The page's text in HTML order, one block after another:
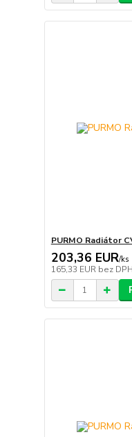
PURMO Radiátor
203,36 EUR/ks
165,33 EUR bez DPH